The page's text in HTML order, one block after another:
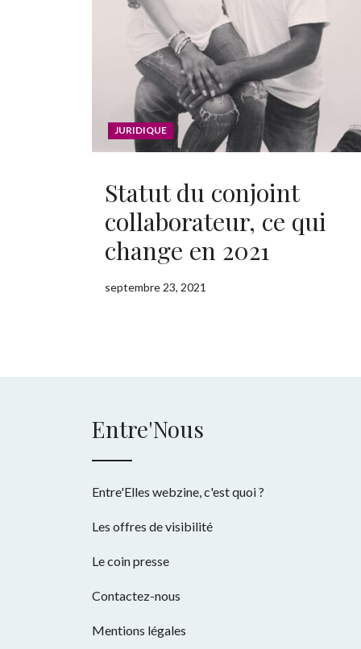
JURIDIQUE
Statut du conjoint
collaborateur, ce qui
change en 2021
septembre 23, 2021
Entre'Nous
Entre'Elles webzine, c'est quoi ?
Les offres de visibilité
Le coin presse
Contactez-nous
Mentions légales